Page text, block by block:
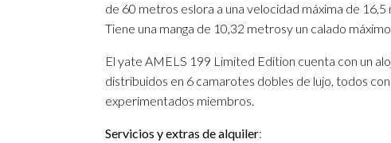
de 60 metros eslora a una velocidad máxima de
Tiene una manga de 10,32 metrosy un calado
El yate AMELS 199 Limited Edition cuenta con un
distribuidos en 6 camarotes dobles de lujo, todos
experimentados miembros.
Servicios y extras de alquiler: